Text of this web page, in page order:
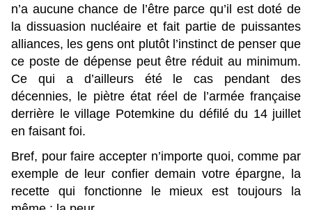
n’a aucune chance de l’être parce qu’il est doté de
la dissuasion nucléaire et fait partie de puissantes
alliances, les gens ont plutôt l’instinct de penser que
ce poste de dépense peut être réduit au minimum.
Ce qui a d’ailleurs été le cas pendant des
décennies, le piètre état réel de l’armée française
derrière le village Potemkine du défilé du 14 juillet
en faisant foi.
Bref, pour faire accepter n’importe quoi, comme par
exemple de leur confier demain votre épargne, la
recette qui fonctionne le mieux est toujours la